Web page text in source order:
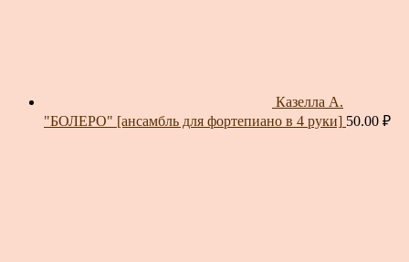
Казелла А.
"БОЛЕРО" [ансамбль для фортепиано в 4 руки] 50.00 ₽